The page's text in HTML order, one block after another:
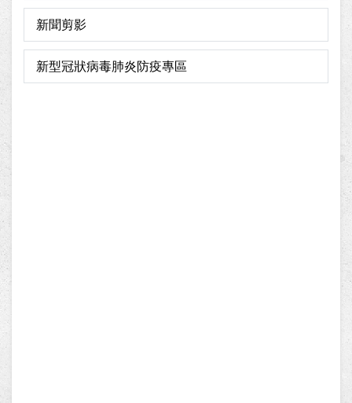
新聞剪影
新型冠狀病毒肺炎防疫專區